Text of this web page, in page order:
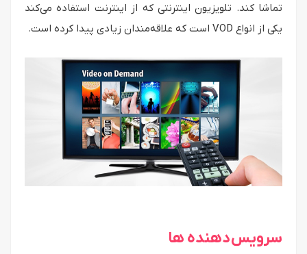
تماشا کند. تلویزیون اینترنتی که از اینترنت استفاده می‌کند
یکی از انواع VOD است که علاقه‌مندان زیادی پیدا کرده است.
سرویس دهنده ها